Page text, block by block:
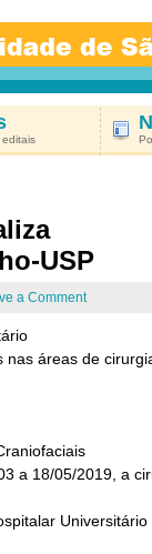
editais
USP
a Comment
nas áreas de
a 18/05/2019, a
Universitário